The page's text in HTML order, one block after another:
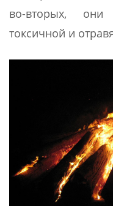
во-вторых,
токсичной и